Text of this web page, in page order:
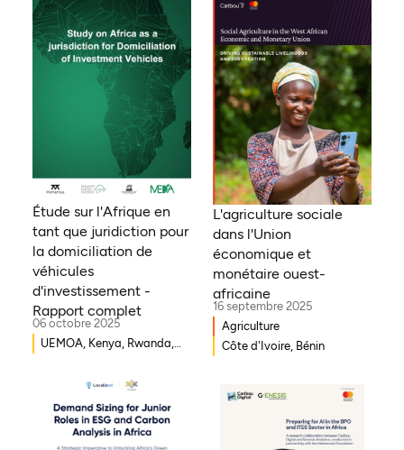
Étude sur l'Afrique en
tant que juridiction pour
la domiciliation de
véhicules
d'investissement -
Rapport complet
06 octobre 2025
UEMOA, Kenya, Rwanda,
Bissau, Djibouti,
Mozambique, Égypte,
Bénin, Ghana, Sénégal,
Zambie, Ouganda, Côte
L'agriculture sociale
dans l'Union
économique et
monétaire ouest-
africaine
16 septembre 2025
Agriculture
Côte d'Ivoire, Bénin